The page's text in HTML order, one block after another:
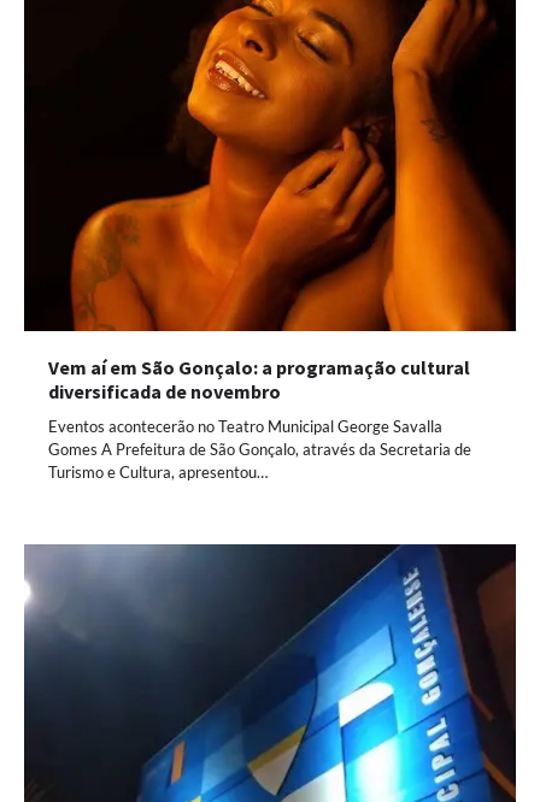
Vem aí em São Gonçalo: a programação cultural
diversificada de novembro
Eventos acontecerão no Teatro Municipal George Savalla
Gomes A Prefeitura de São Gonçalo, através da Secretaria de
Turismo e Cultura, apresentou…